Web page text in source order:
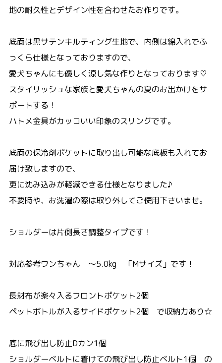
地の耐久性とデザイン性を合わせたお作りです。
底面は黒サテンキルティング生地で、内側は綿入れでふ
っくら仕様となっておりますので、
愛犬ちゃんにも優しく涼し気な作りとなっております♡
スタイリッシュな家族と愛犬ちゃんの夏のお出かけをサ
ポートする！
ハトメ金具がカッコいい印象のスリングです。
底面の保冷剤ポケットに取り出し可能な底板も入れてお
届け致しますので、
更に沈み込みが軽減できる仕様となりました♪
不要時や、お洗濯の際は取り外してご使用下さいませ。
ショルダーは片側長さ調整タイプです！
対応参考ワンちゃん ～5.0kg 「Mサイズ」です！
長財布が楽々入るフロントポケット2個
ペットボトルが入るサイドポケット2個 で収納力あり☆
底に飛び出し防止Dカン1個
ショルダーベルトに着けての飛び出し防止ベルト1個 の